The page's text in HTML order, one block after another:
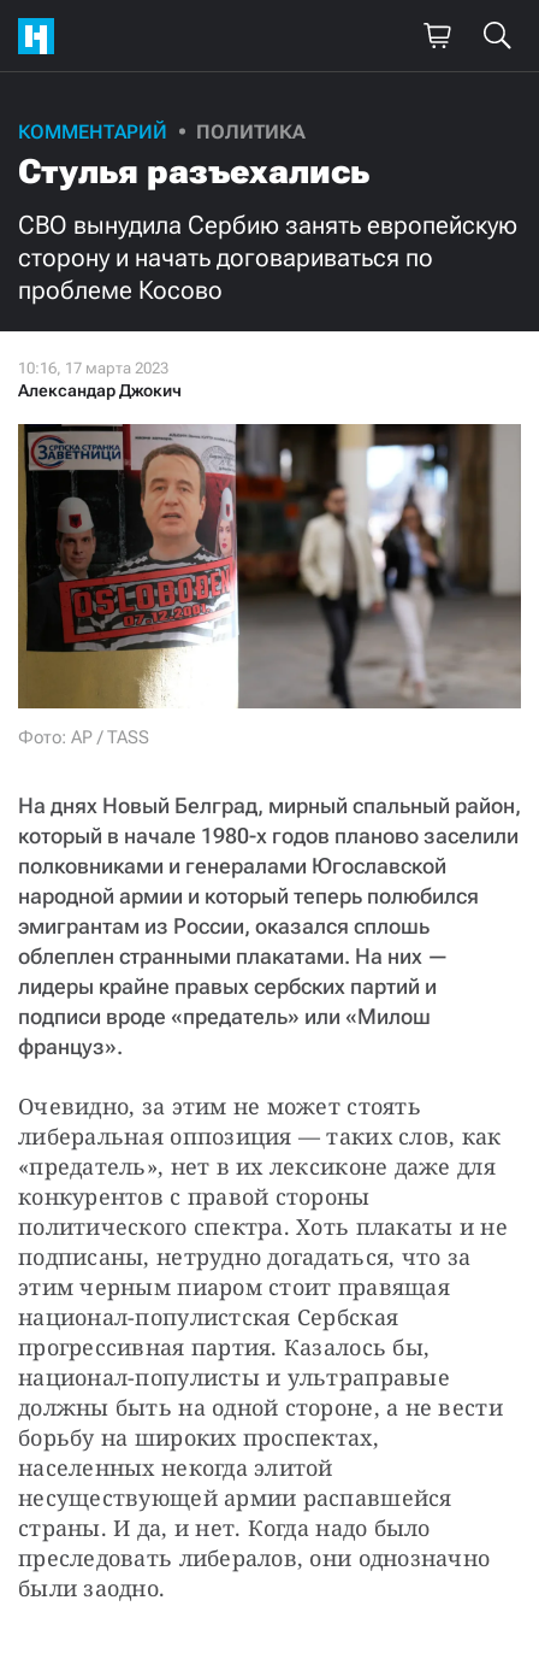
КОММЕНТАРИЙ ПОЛИТИКА
Стулья разъехались
СВО вынудила Сербию занять европейскую
сторону и начать договариваться по
проблеме Косово
Александар Джокич
Фото: AP / TASS
На днях Новый Белград, мирный спальный район,
который в начале 1980-х годов планово заселили
полковниками и генералами Югославской
народной армии и который теперь полюбился
эмигрантам из России, оказался сплошь
облеплен странными плакатами. На них —
лидеры крайне правых сербских партий и
подписи вроде «предатель» или «Милош
француз».
Очевидно, за этим не может стоять
либеральная оппозиция — таких слов, как
«предатель», нет в их лексиконе даже для
конкурентов с правой стороны
политического спектра. Хоть плакаты и не
подписаны, нетрудно догадаться, что за
этим черным пиаром стоит правящая
национал-популистская Сербская
прогрессивная партия. Казалось бы,
национал-популисты и ультраправые
должны быть на одной стороне, а не вести
борьбу на широких проспектах,
населенных некогда элитой
несуществующей армии распавшейся
страны. И да, и нет. Когда надо было
преследовать либералов, они однозначно
были заодно.
Поддержите
нашу работу!
Ежемесячно Разово
3000
Нажимая кнопку «Стать соучастником»,
я принимаю
условия и подтверждаю свое гражданство РФ
СТАТЬ СОУЧАСТНИКОМ
ПОДЕЛИТЬСЯ С ДРУЗЬЯМИ
Если у вас есть вопросы, пишите donate@novayagazeta.ruили
звоните:
+7 (929) 612-03-68